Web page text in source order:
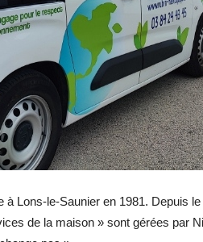
à Lons-le-Saunier en 1981. Depuis
de la maison » sont gérées par